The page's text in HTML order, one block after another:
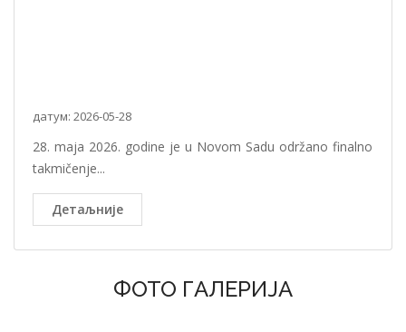
датум: 2026-05-28
28. maja 2026. godine je u Novom Sadu održano finalno
takmičenje...
Детаљније
ФОТО ГАЛЕРИЈА